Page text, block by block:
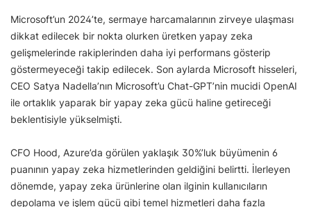
Microsoft’un 2024’te, sermaye harcamalarının zirveye ulaşması
dikkat edilecek bir nokta olurken üretken yapay zeka
gelişmelerinde rakiplerinden daha iyi performans gösterip
göstermeyeceği takip edilecek. Son aylarda Microsoft hisseleri,
CEO Satya Nadella’nın Microsoft’u Chat-GPT’nin mucidi OpenAI
ile ortaklık yaparak bir yapay zeka gücü haline getireceği
beklentisiyle yükselmişti.
CFO Hood, Azure’da görülen yaklaşık 30%’luk büyümenin 6
puanının yapay zeka hizmetlerinden geldiğini belirtti. İlerleyen
dönemde, yapay zeka ürünlerine olan ilginin kullanıcıların
depolama ve işlem gücü gibi temel hizmetleri daha fazla